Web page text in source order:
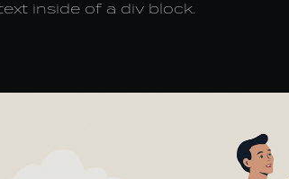
inside of a div block.